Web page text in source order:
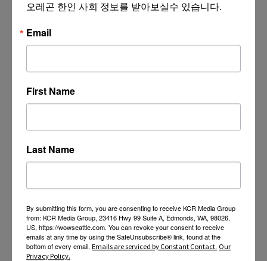
오레곤 한인 사회 정보를 받아보실수 있습니다.
Email
First Name
Last Name
By submitting this form, you are consenting to receive KCR Media Group
from: KCR Media Group, 23416 Hwy 99 Suite A, Edmonds, WA, 98026,
US, https://wowseattle.com. You can revoke your consent to receive
emails at any time by using the SafeUnsubscribe® link, found at the
bottom of every email. Emails are serviced by Constant Contact. Our
Privacy Policy.